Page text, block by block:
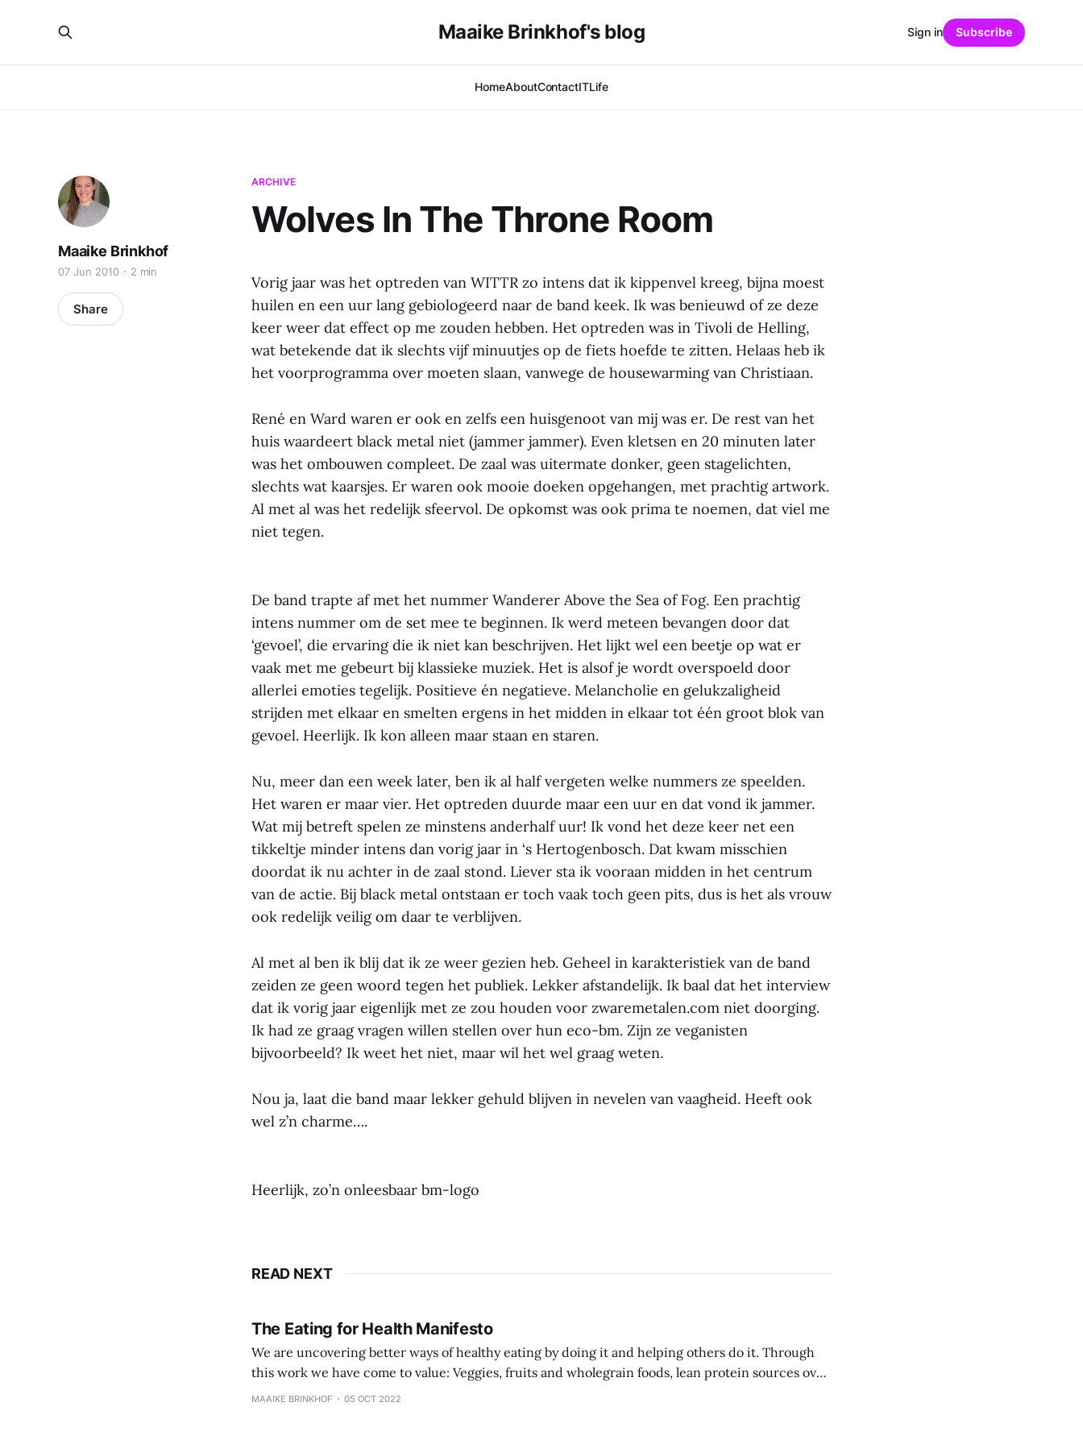
Maaike Brinkhof's blog
HomeAboutContactITLife
Sign in Subscribe
ARCHIVE
Wolves In The Throne Room
Maaike Brinkhof
07 Jun 2010 2 min
Share
Vorig jaar was het optreden van WITTR zo intens dat ik kippenvel kreeg, bijna moest
huilen en een uur lang gebiologeerd naar de band keek. Ik was benieuwd of ze deze
keer weer dat effect op me zouden hebben. Het optreden was in Tivoli de Helling,
wat betekende dat ik slechts vijf minuutjes op de fiets hoefde te zitten. Helaas heb ik
het voorprogramma over moeten slaan, vanwege de housewarming van Christiaan.
René en Ward waren er ook en zelfs een huisgenoot van mij was er. De rest van het
huis waardeert black metal niet (jammer jammer). Even kletsen en 20 minuten later
was het ombouwen compleet. De zaal was uitermate donker, geen stagelichten,
slechts wat kaarsjes. Er waren ook mooie doeken opgehangen, met prachtig artwork.
Al met al was het redelijk sfeervol. De opkomst was ook prima te noemen, dat viel me
niet tegen.
De band trapte af met het nummer Wanderer Above the Sea of Fog. Een prachtig
intens nummer om de set mee te beginnen. Ik werd meteen bevangen door dat
‘gevoel’, die ervaring die ik niet kan beschrijven. Het lijkt wel een beetje op wat er
vaak met me gebeurt bij klassieke muziek. Het is alsof je wordt overspoeld door
allerlei emoties tegelijk. Positieve én negatieve. Melancholie en gelukzaligheid
strijden met elkaar en smelten ergens in het midden in elkaar tot één groot blok van
gevoel. Heerlijk. Ik kon alleen maar staan en staren.
Nu, meer dan een week later, ben ik al half vergeten welke nummers ze speelden.
Het waren er maar vier. Het optreden duurde maar een uur en dat vond ik jammer.
Wat mij betreft spelen ze minstens anderhalf uur! Ik vond het deze keer net een
tikkeltje minder intens dan vorig jaar in ‘s Hertogenbosch. Dat kwam misschien
doordat ik nu achter in de zaal stond. Liever sta ik vooraan midden in het centrum
van de actie. Bij black metal ontstaan er toch vaak toch geen pits, dus is het als vrouw
ook redelijk veilig om daar te verblijven.
Al met al ben ik blij dat ik ze weer gezien heb. Geheel in karakteristiek van de band
zeiden ze geen woord tegen het publiek. Lekker afstandelijk. Ik baal dat het interview
dat ik vorig jaar eigenlijk met ze zou houden voor zwaremetalen.com niet doorging.
Ik had ze graag vragen willen stellen over hun eco-bm. Zijn ze veganisten
bijvoorbeeld? Ik weet het niet, maar wil het wel graag weten.
Nou ja, laat die band maar lekker gehuld blijven in nevelen van vaagheid. Heeft ook
wel z’n charme….
Heerlijk, zo’n onleesbaar bm-logo
READ NEXT
The Eating for Health Manifesto
We are uncovering better ways of healthy eating by doing it and helping others do it. Through
this work we have come to value: Veggies, fruits and wholegrain foods, lean protein sources over
processed foods and beverages Simple eating over comprehensive diet plan documentation
MAAIKE BRINKHOF 05 OCT 2022